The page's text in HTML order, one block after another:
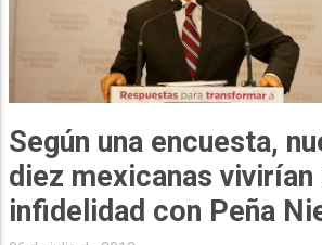
Según una encuesta,
diez mexicanas vivirían
infidelidad con Peña